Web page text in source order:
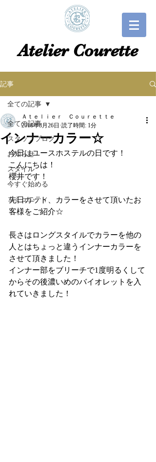
​​Atelier Courette​
記事
全ての記事
スタッフブログ
お知らせ
スタイル
今すぐ始める
コミュニティ
全ての記事
インナーカラー☆
Ａｔｅｌｉｅｒ Ｃｏｕｒｅｔｔｅ
2018年8月26日 読了時間: 1分
今日はユースホステルの日です！
こんにちは！
櫻井です！
先日カット、カラーをさせて頂いたお
客様をご紹介☆
長さはロングスタイルでカラーを他の
人とはちょっと違うインナーカラーを
させて頂きました！
インナー部をブリーチで1度明るくして
からその後濃いめのバイオレットを入
れていきました！